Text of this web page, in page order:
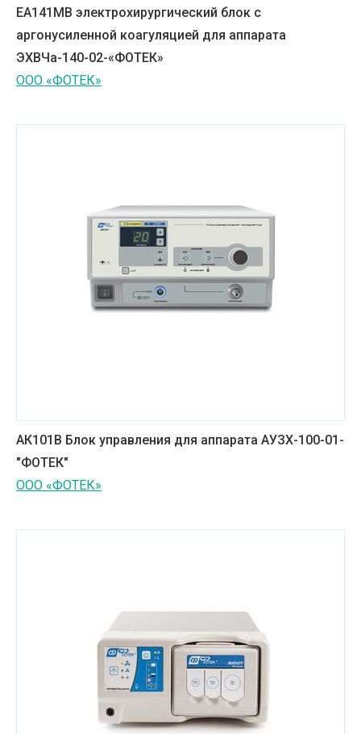
EA141MB электрохирургический блок с
аргонусиленной коагуляцией для аппарата
ЭХВЧа-140-02-«ФОТЕК»
ООО «ФОТЕК»
АК101В Блок управления для аппарата АУЗХ-100-01-
"ФОТЕК"
ООО «ФОТЕК»